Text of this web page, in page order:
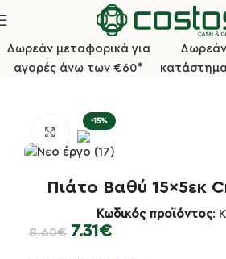
Δωρεάν μεταφορικά για
αγορές άνω των €60*
Αρχική σελίδα Πιάτα/
-15%
Κλικ για μεγέθυνση
Πιάτο Βαθύ 15×5εκ
Κωδικός προϊόντος:
8.60€ 7.31€